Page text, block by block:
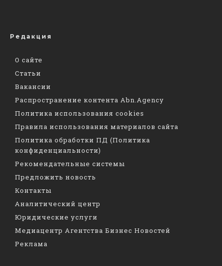
Редакция
О сайте
Статьи
Вакансии
Распространение контента Abn.Agency
Политика использования cookies
Правила использования материалов сайта
Политика обработки ПД (Политика
конфиденциальности)
Рекомендательные системы
Предложить новость
Контакты
Аналитический центр
Юридические услуги
Медиацентр Агентства Бизнес Новостей
Реклама